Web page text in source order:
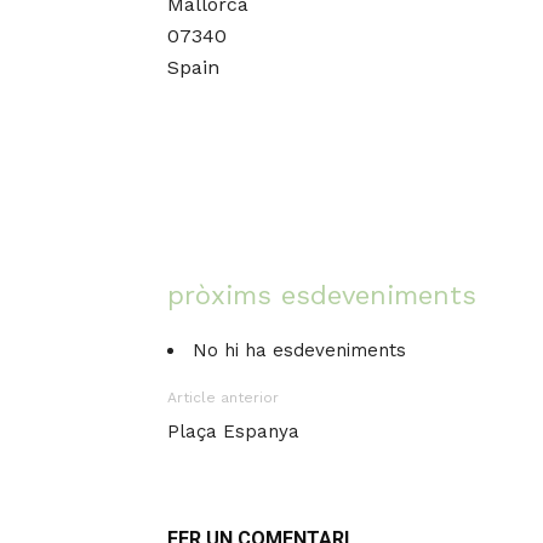
07340
Spain
pròxims esdeveniments
No hi ha esdeveniments
Article anterior
Plaça Espanya